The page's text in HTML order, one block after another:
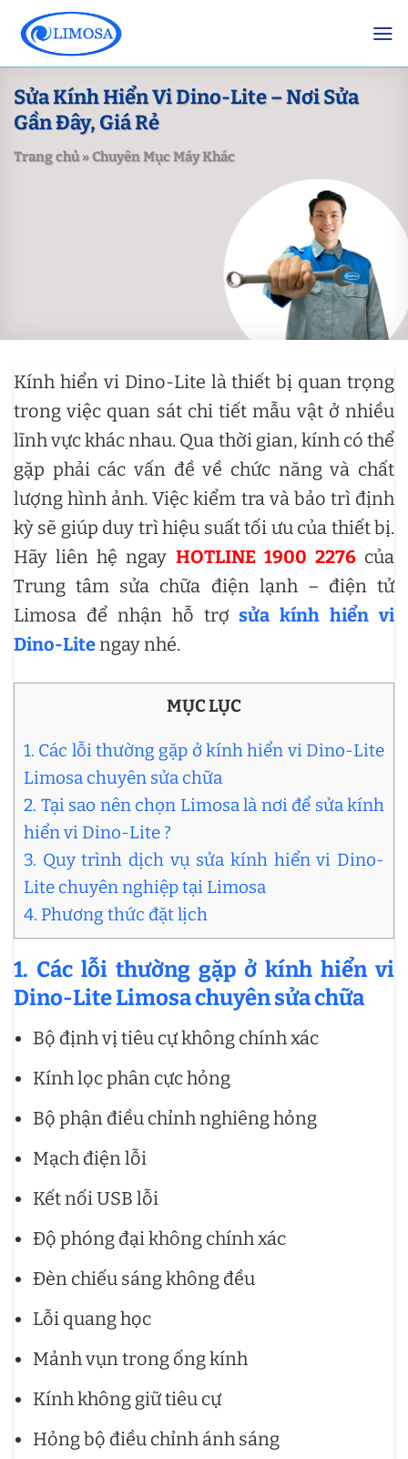
content
Sửa Kính Hiển Vi Dino-Lite – Nơi Sửa
Gần Đây, Giá Rẻ
Trang chủ»Chuyên Mục Máy Khác
Kính hiển vi Dino-Lite là thiết bị quan trọng
trong việc quan sát chi tiết mẫu vật ở nhiều
lĩnh vực khác nhau. Qua thời gian, kính có thể
gặp phải các vấn đề về chức năng và chất
lượng hình ảnh. Việc kiểm tra và bảo trì định
kỳ sẽ giúp duy trì hiệu suất tối ưu của thiết bị.
Hãy liên hệ ngay HOTLINE 1900 2276của
Trung tâm sửa chữa điện lạnh – điện tử
Limosa để nhận hỗ trợsửa kính hiển vi
Dino-Litengay nhé.
MỤC LỤC
1. Các lỗi thường gặp ở kính hiển vi Dino-Lite
Limosa chuyên sửa chữa
2. Tại sao nên chọn Limosa là nơi để sửa kính
hiển vi Dino-Lite ?
3. Quy trình dịch vụ sửa kính hiển vi Dino-
Lite chuyên nghiệp tại Limosa
4. Phương thức đặt lịch
1. Các lỗi thường gặp ở kính hiển vi
Dino-Lite Limosa chuyên sửa chữa
Bộ định vị tiêu cự không chính xác
Kính lọc phân cực hỏng
Bộ phận điều chỉnh nghiêng hỏng
Mạch điện lỗi
Kết nối USB lỗi
Độ phóng đại không chính xác
Đèn chiếu sáng không đều
Lỗi quang học
Mảnh vụn trong ống kính
Kính không giữ tiêu cự
Hỏng bộ điều chỉnh ánh sáng